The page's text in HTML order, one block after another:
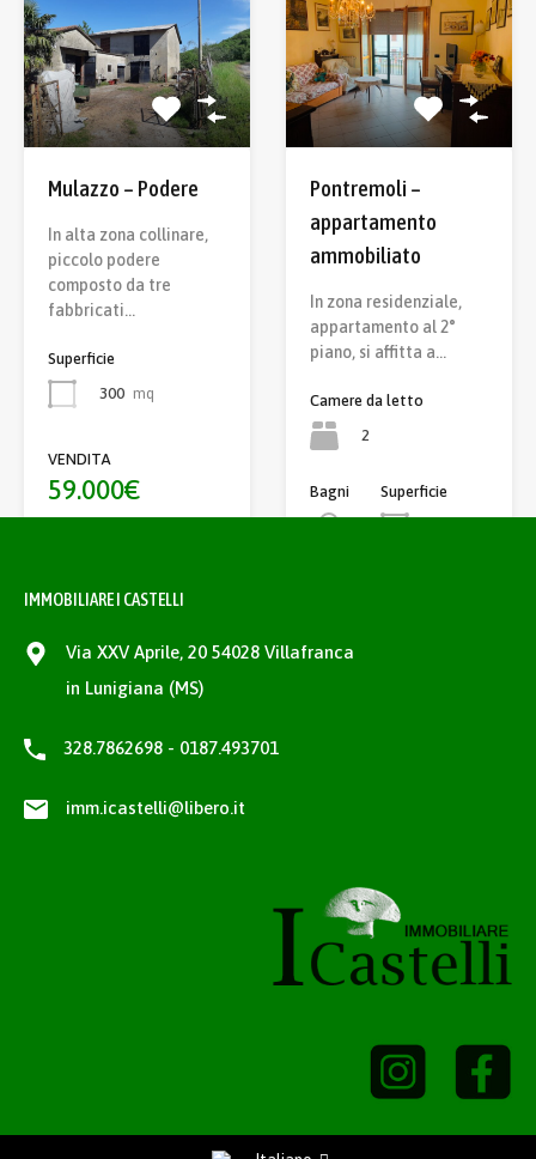
Mulazzo – Podere
In alta zona collinare,
piccolo podere
composto da tre
fabbricati…
Superficie
300 mq
VENDITA
59.000€
Pontremoli –
appartamento
ammobiliato
In zona residenziale,
appartamento al 2°
piano, si affitta a…
Camere da letto
2
Bagni
Superficie
Cerca per Tipologia
APPARTAMENTO
VILLA/CASA SINGOLA
IMMOBILIARE I CASTELLI
Via XXV Aprile, 20 54028 Villafranca
in Lunigiana (MS)
328.7862698 - 0187.493701
imm.icastelli@libero.it